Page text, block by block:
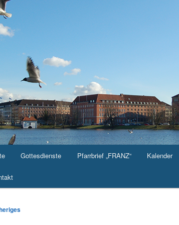
Gottesdienste Pfarrbrief „FRANZ“ Kalender